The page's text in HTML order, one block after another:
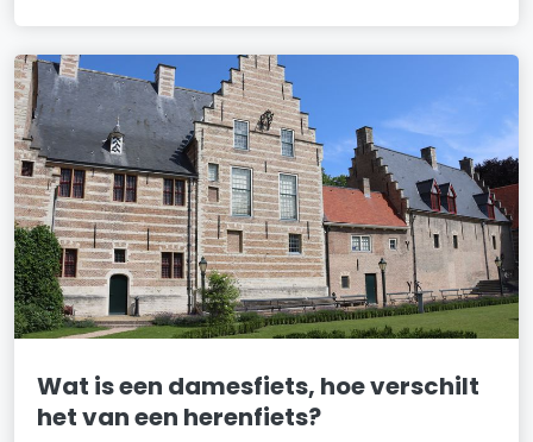
Wat is een damesfiets, hoe verschilt
het van een herenfiets?